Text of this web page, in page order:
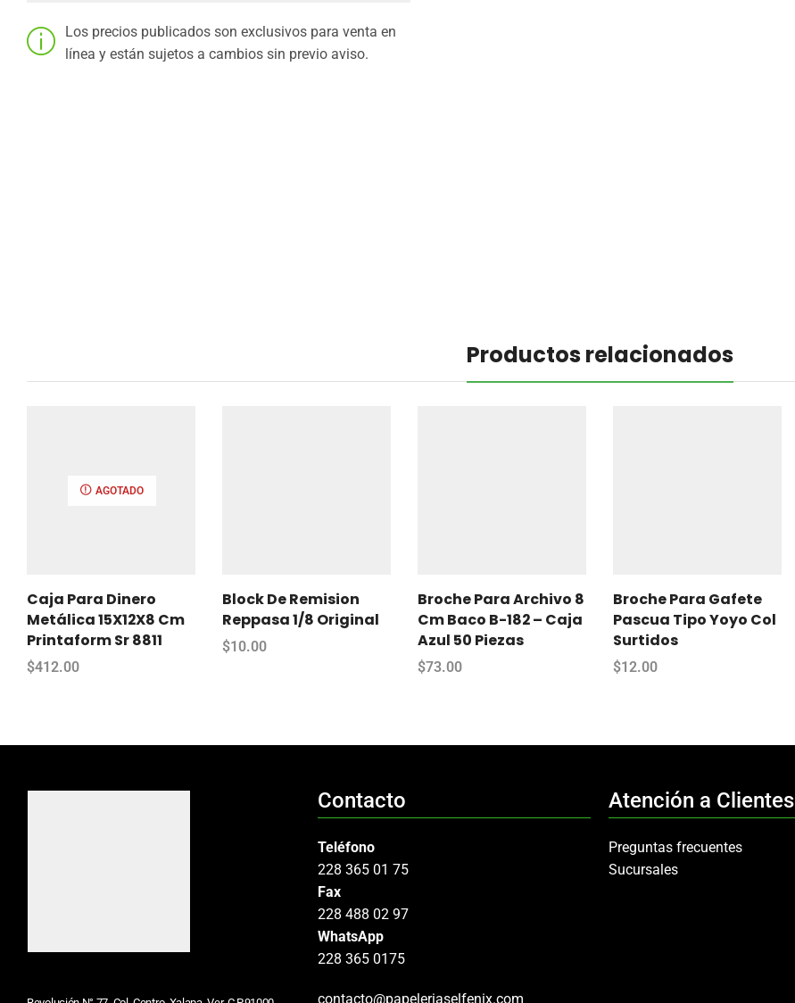
Los precios publicados son exclusivos para venta en
línea y están sujetos a cambios sin previo aviso.
Productos relacionados
AGOTADO
Caja Para Dinero
Metálica 15X12X8 Cm
Printaform Sr 8811
$412.00
Block De Remision
Reppasa 1/8 Original
$10.00
Broche Para Archivo 8
Cm Baco B-182 – Caja
Azul 50 Piezas
$73.00
Broche Para Gafete
Pascua Tipo Yoyo Col
Surtidos
$12.00
Contacto
Teléfono
228 365 01 75
Fax
228 488 02 97
WhatsApp
228 365 0175
contacto@papeleriaselfenix.com
Atención a Clientes
Preguntas frecuentes
Sucursales